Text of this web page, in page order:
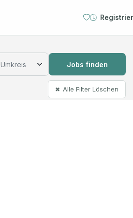
Jobs finden
✖ Alle Filter Löschen